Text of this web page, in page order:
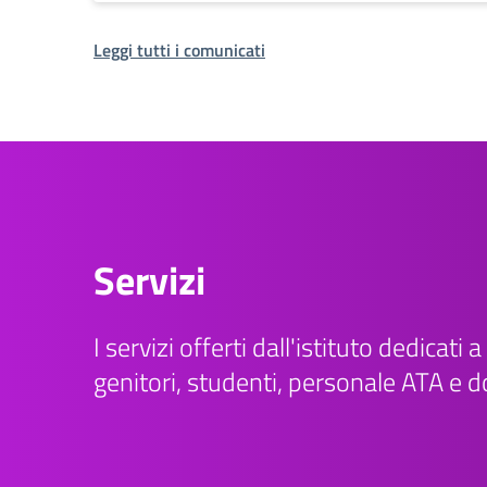
Leggi tutti i comunicati
Servizi
I servizi offerti dall'istituto dedicati
genitori, studenti, personale ATA e